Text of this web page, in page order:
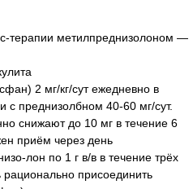
терапии метилпреднизолоном —
2 мг/кг/сут ежедневно в
с преднизолбном 40-60 мг/сут.
снижают до 10 мг в течение 6
приём через день
лон по 1 г в/в в течение трёх
присоединить